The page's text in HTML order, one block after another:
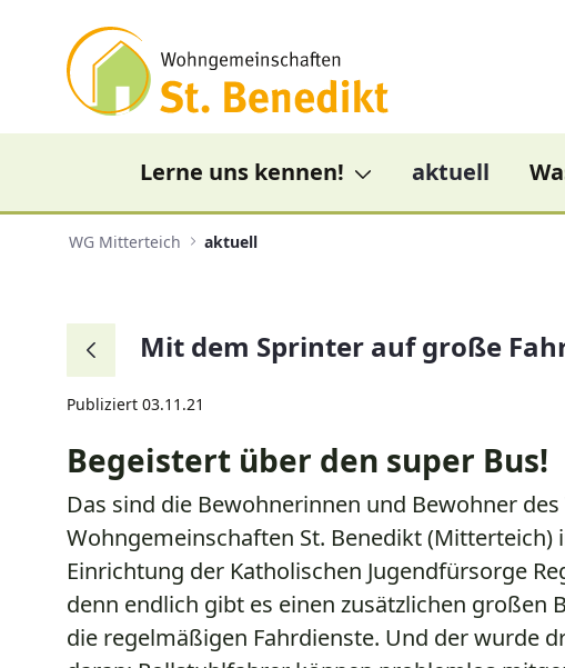
Navigation
Zum Inhalt springen
Mit dem Sprinter auf große Fahrt
Lerne uns kennen! aktuell
WG Mitterteich aktuell
Zurück
Mit dem Sprinter auf große
Publiziert 03.11.21
Begeistert über den super Bus!
Das sind die Bewohnerinnen und Bewohner
Wohngemeinschaften St. Benedikt (Mitterteich)
Einrichtung der Katholischen Jugendfürsorge
denn endlich gibt es einen zusätzlichen großen
die regelmäßigen Fahrdienste. Und der wurde